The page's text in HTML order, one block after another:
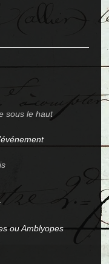
sous le haut
ou Amblyopes